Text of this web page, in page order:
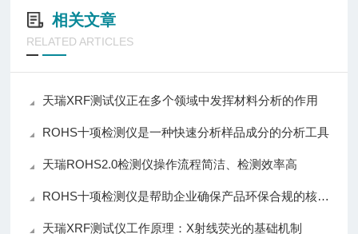
相关文章
RELATED ARTICLES
天瑞XRF测试仪正在多个领域中发挥材料分析的作用
ROHS十项检测仪是一种快速分析样品成分的分析工具
天瑞ROHS2.0检测仪操作流程简洁、检测效率高
ROHS十项检测仪是帮助企业确保产品环保合规的核心仪器
天瑞XRF测试仪工作原理：X射线荧光的基础机制